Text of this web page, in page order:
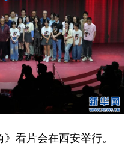
海南 重庆
云南 西藏
青海 宁夏
看片会在西安举行。